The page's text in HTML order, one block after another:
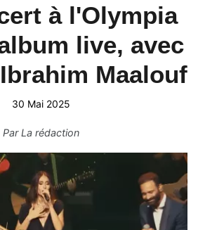
à l'Olympia
live, avec
Maalouf
30 Mai 2025
ParLa rédaction